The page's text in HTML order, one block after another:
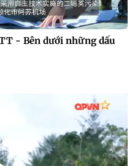
- Bên dưới những dấu